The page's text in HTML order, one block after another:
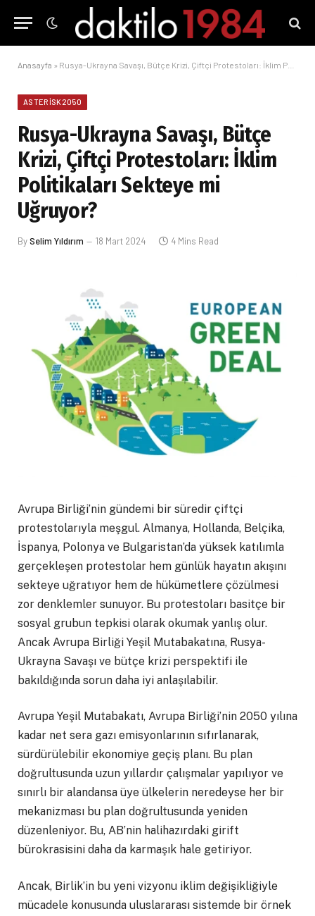
Anasayfa » Rusya-Ukrayna Savaşı, Bütçe Krizi, Çiftçi Protestoları: İklim Politikaları Sekteye mi Uğruyor?
ASTERISK2050
Rusya-Ukrayna Savaşı, Bütçe
Krizi, Çiftçi Protestoları: İklim
Politikaları Sekteye mi
Uğruyor?
BySelim Yıldırım 18 Mart 2024 4 Mins Read
Avrupa Birliği’nin gündemi bir süredir çiftçi
protestolarıyla meşgul. Almanya, Hollanda, Belçika,
İspanya, Polonya ve Bulgaristan’da yüksek katılımla
gerçekleşen protestolar hem günlük hayatın akışını
sekteye uğratıyor hem de hükümetlere çözülmesi
zor denklemler sunuyor. Bu protestoları basitçe bir
sosyal grubun tepkisi olarak okumak yanlış olur.
Ancak Avrupa Birliği Yeşil Mutabakatına, Rusya-
Ukrayna Savaşı ve bütçe krizi perspektifi ile
bakıldığında sorun daha iyi anlaşılabilir.
Avrupa Yeşil Mutabakatı, Avrupa Birliği’nin 2050 yılına
kadar net sera gazı emisyonlarının sıfırlanarak,
sürdürülebilir ekonomiye geçiş planı. Bu plan
doğrultusunda uzun yıllardır çalışmalar yapılıyor ve
sınırlı bir alandansa üye ülkelerin neredeyse her bir
mekanizması bu plan doğrultusunda yeniden
düzenleniyor. Bu, AB’nin halihazırdaki girift
bürokrasisini daha da karmaşık hale getiriyor.
Ancak, Birlik’in bu yeni vizyonu iklim değişikliğiyle
mücadele konusunda uluslararası sistemde bir örnek